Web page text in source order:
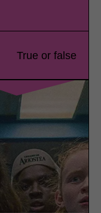
True or false